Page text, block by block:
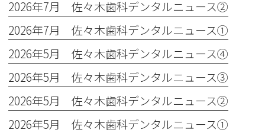
2026年7月 佐々木歯科デンタルニュース②
2026年7月 佐々木歯科デンタルニュース①
2026年5月 佐々木歯科デンタルニュース④
2026年5月 佐々木歯科デンタルニュース③
2026年5月 佐々木歯科デンタルニュース②
2026年5月 佐々木歯科デンタルニュース①